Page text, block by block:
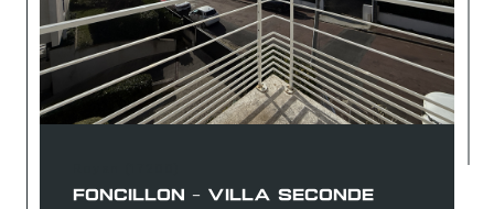
FONCILLON - VILLA SECONDE